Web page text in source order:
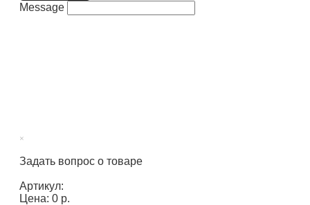
Message
×
Задать вопрос о товаре
Артикул:
Цена: 0 р.